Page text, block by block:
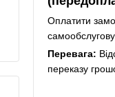
Оплатити
Перевага:
переказу